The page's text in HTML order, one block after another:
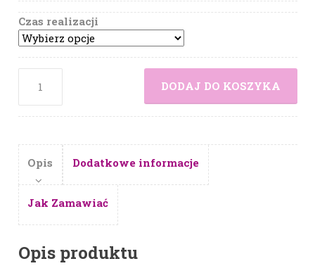
Czas realizacji
DODAJ DO KOSZYKA
Opis Dodatkowe informacje
Jak Zamawiać
Opis produktu